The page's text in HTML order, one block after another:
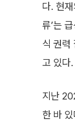
다. 현
류’는
식 권력
고 있다.
지난
한 바